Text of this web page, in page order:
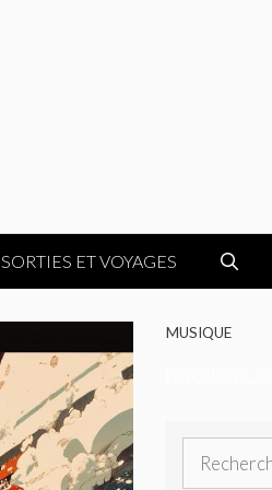
SORTIES ET VOYAGES
MUSIQUE
Rechercher :